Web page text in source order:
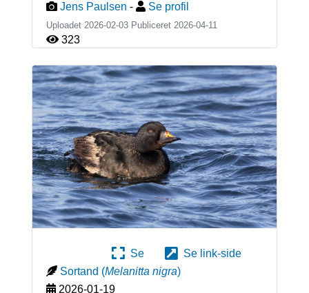
Jens Paulsen - Se profil
Uploadet 2026-02-03 Publiceret 2026-04-11
323
Se
Se link-side
Sortand (Melanitta nigra)
2026-01-19